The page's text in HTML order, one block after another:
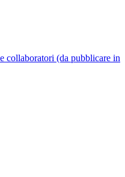
collaboratori (da pubblicare in